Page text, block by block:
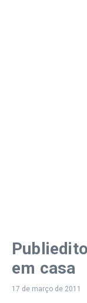
em casa
17 de março de 2011